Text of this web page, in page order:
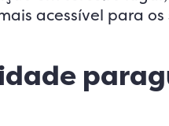
acessível para os